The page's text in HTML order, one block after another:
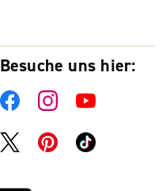
Besuche uns hier: